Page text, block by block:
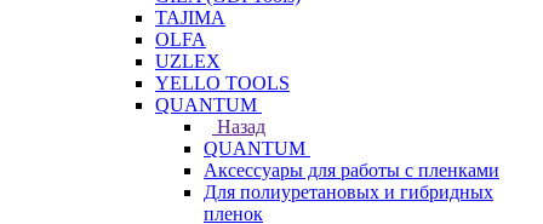
TAJIMA
OLFA
UZLEX
YELLO TOOLS
QUANTUM
Назад
QUANTUM
Аксессуары для работы с пленками
Для полиуретановых и гибридных
пленок